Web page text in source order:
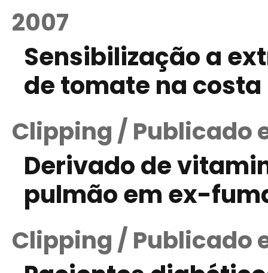
2007
Sensibilização a
de tomate na
Clipping / Publicado
Derivado de
pulmão em ex-
Clipping / Publicado